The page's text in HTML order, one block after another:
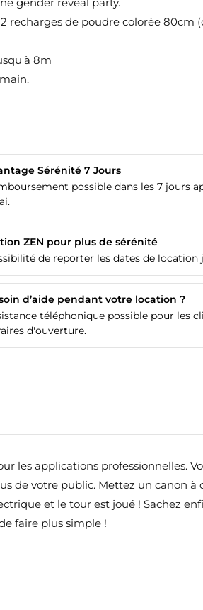
recharges de poudre colorée 80cm
8m
Sérénité 7 Jours
possible dans les 7 jours
ZEN pour plus de sérénité
de reporter les dates de location
d’aide pendant votre location ?
téléphonique possible pour les
d'ouverture.
les applications professionnelles.
de votre public. Mettez un canon à
et le tour est joué ! Sachez
faire plus simple !
add_circle_outline Créer une nouvelle liste
Créer une liste d'envies
Connexion